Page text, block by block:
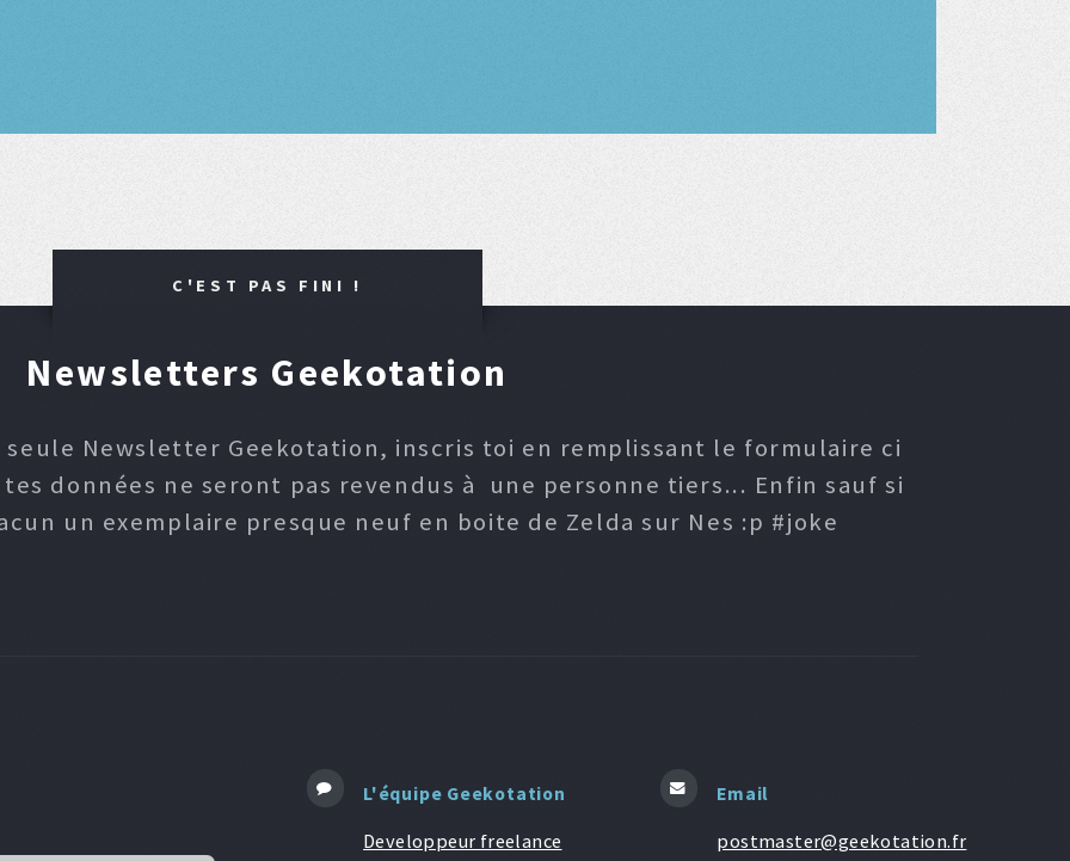
C'EST PAS FINI !
Newsletters Geekotation
seule Newsletter Geekotation, inscris toi en remplissant le formulaire ci
données ne seront pas revendus à une personne tiers... Enfin sauf si
un exemplaire presque neuf en boite de Zelda sur Nes :p #joke
L'équipe Geekotation
Developpeur freelance
Email
postmaster@geekotation.fr